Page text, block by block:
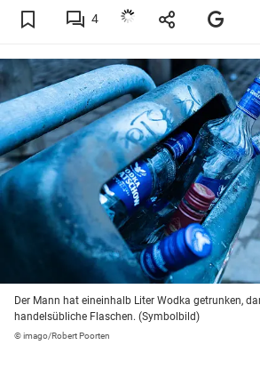
4
Der Mann hat eineinhalb Liter Wodka getrunken,
handelsübliche Flaschen. (Symbolbild)
© imago/Robert Poorten